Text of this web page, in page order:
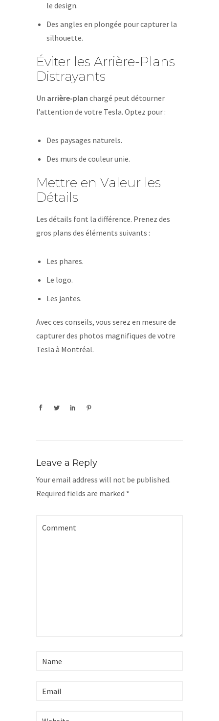
le design.
Des angles en plongée pour capturer la
silhouette.
Éviter les Arrière-Plans
Distrayants
Un arrière-plan chargé peut détourner
l’attention de votre Tesla. Optez pour :
Des paysages naturels.
Des murs de couleur unie.
Mettre en Valeur les
Détails
Les détails font la différence. Prenez des
gros plans des éléments suivants :
Les phares.
Le logo.
Les jantes.
Avec ces conseils, vous serez en mesure de
capturer des photos magnifiques de votre
Tesla à Montréal.
Leave a Reply
Your email address will not be published.
Required fields are marked *